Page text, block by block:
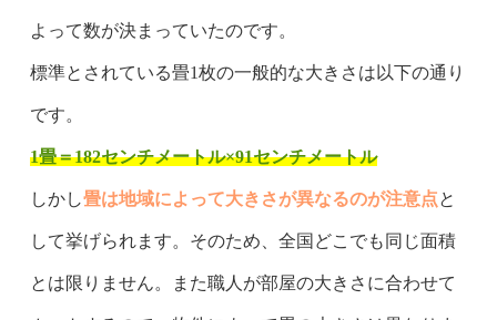
よって数が決まっていたのです。
標準とされている畳1枚の一般的な大きさは以下の通り
です。
1畳＝182センチメートル×91センチメートル
しかし畳は地域によって大きさが異なるのが注意点と
して挙げられます。 そのため、全国どこでも同じ面積
とは限りません。 また職人が部屋の大きさに合わせて